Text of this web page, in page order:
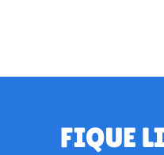
FIQUE